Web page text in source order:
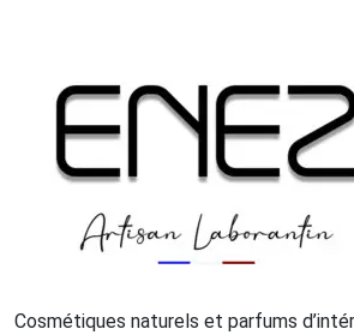
Cosmétiques naturels et parfums